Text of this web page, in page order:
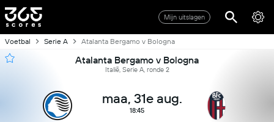
Mijn uitslagen
Voetbal Serie A Atalanta Bergamo v Bologna
Atalanta Bergamo v Bologna
Italië, Serie A, ronde 2
maa, 31e aug.
18:45